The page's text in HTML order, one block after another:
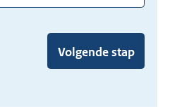
Volgende stap